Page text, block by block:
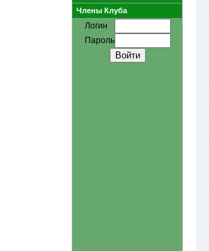
Члены Клуба
Логин
Пароль